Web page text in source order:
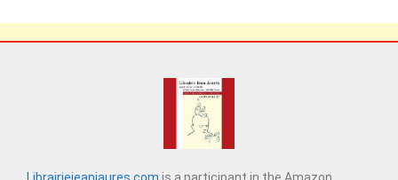
Librairiejeanjaures.com is a participant in the Amazon